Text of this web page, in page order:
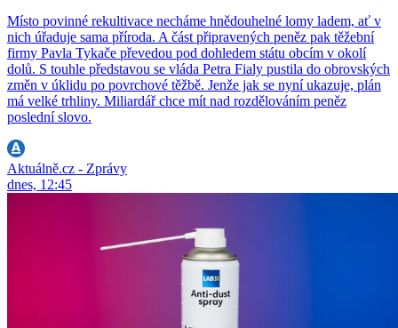
Místo povinné rekultivace necháme hnědouhelné lomy ladem, ať v
nich úřaduje sama příroda. A část připravených peněz pak těžební
firmy Pavla Tykače převedou pod dohledem státu obcím v okolí
dolů. S touhle představou se vláda Petra Fialy pustila do obrovských
změn v úklidu po povrchové těžbě. Jenže jak se nyní ukazuje, plán
má velké trhliny. Miliardář chce mít nad rozdělováním peněz
poslední slovo.
Aktuálně.cz - Zprávy
dnes, 12:45